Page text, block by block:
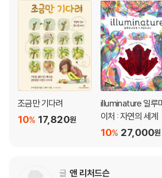
조금만 기다려
17,820원
10%
illuminature 일루
이처 : 자연의 세계
27,000원
10%
글 앤 리처드슨